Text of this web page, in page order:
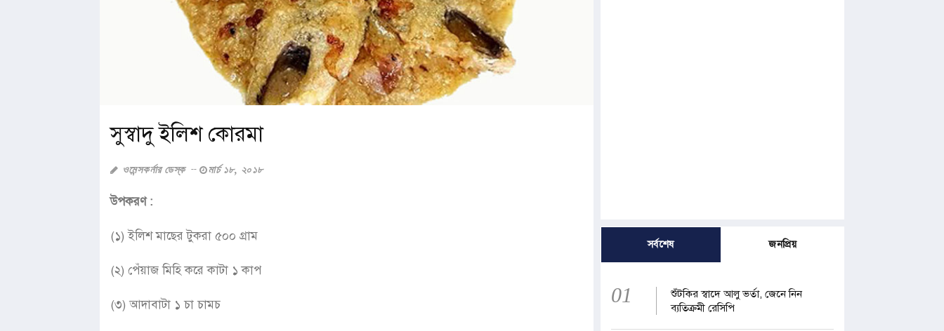
সুস্বাদু ইলিশ কোরমা
ওমেন্সকর্নার ডেস্ক মার্চ ১৮, ২০১৮
উপকরণ :
(১) ইলিশ মাছের টুকরা ৫০০ গ্রাম
(২) পেঁয়াজ মিহি করে কাটা ১ কাপ
(৩) আদাবাটা ১ চা চামচ
সর্বশেষ জনপ্রিয়
01
শুঁটকির স্বাদে আলু ভর্তা, জেনে নিন
ব্যতিক্রমী রেসিপি